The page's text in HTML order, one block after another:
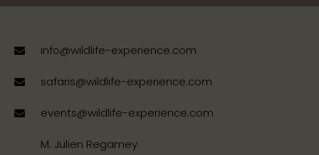
info@wildlife-experience.com
safaris@wildlife-experience.com
events@wildlife-experience.com
M. Julien Regamey